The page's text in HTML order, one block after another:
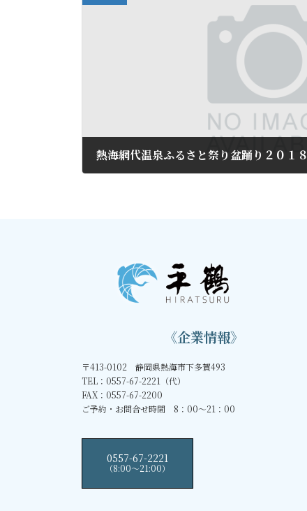
熱海網代温泉ふるさと祭り盆踊り２０１８
《企業情報》
〒413-0102 静岡県熱海市下多賀493
TEL：0557-67-2221（代）
FAX：0557-67-2200
ご予約・お問合せ時間 8：00～21：00
0557-67-2221
（8:00〜21:00）